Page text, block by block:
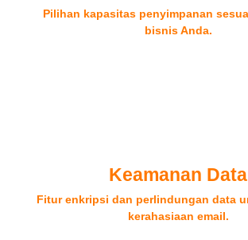
Pilihan kapasitas penyimpanan
bisnis Anda.
Keamanan Data
Fitur enkripsi dan perlindungan data
kerahasiaan email.